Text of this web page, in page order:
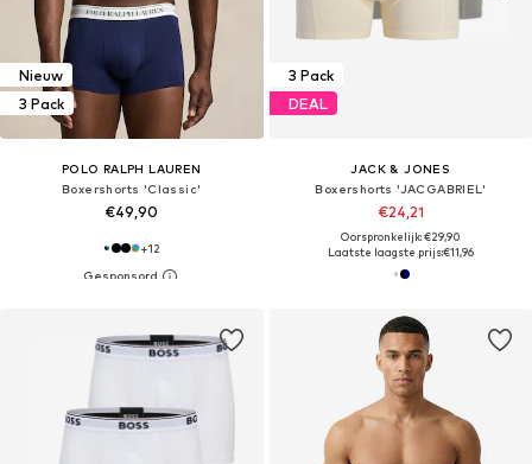
Nieuw
3 Pack
POLO RALPH LAUREN
Boxershorts 'Classic'
€49,90
+12
3 Pack
DEAL
JACK & JONES
Boxershorts 'JACGABRIEL'
€24,21
Oorspronkelijk: €29,90
Laatste laagste prijs:€11,96